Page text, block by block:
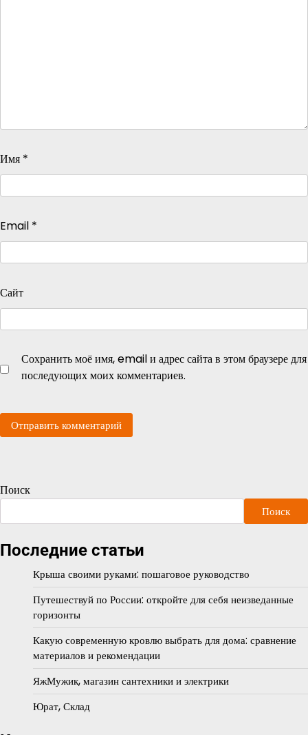
Имя *
Email *
Сайт
Сохранить моё имя, email и адрес сайта в этом браузере для
последующих моих комментариев.
Поиск
Поиск
Последние статьи
Крыша своими руками: пошаговое руководство
Путешествуй по России: откройте для себя неизведанные
горизонты
Какую современную кровлю выбрать для дома: сравнение
материалов и рекомендации
ЯжМужик, магазин сантехники и электрики
Юрат, Склад